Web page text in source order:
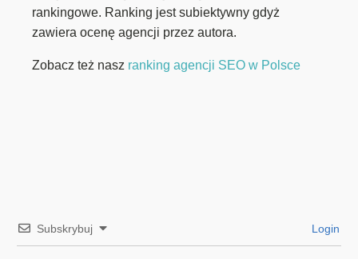
rankingowe. Ranking jest subiektywny gdyż
zawiera ocenę agencji przez autora.
Zobacz też nasz ranking agencji SEO w Polsce
Subskrybuj Login